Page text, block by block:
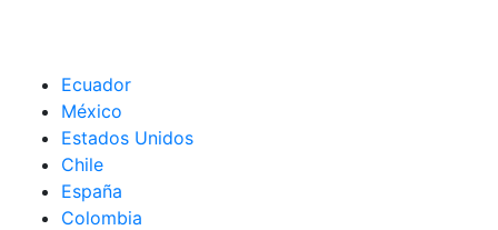
Ecuador
México
Estados Unidos
Chile
España
Colombia